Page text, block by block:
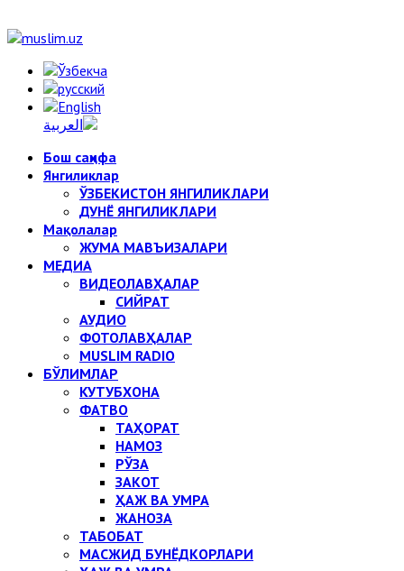
Бош саҳифа
Янгиликлар
ЎЗБЕКИСТОН ЯНГИЛИКЛАРИ
ДУНЁ ЯНГИЛИКЛАРИ
Мақолалар
ЖУМА МАВЪИЗАЛАРИ
МЕДИА
ВИДЕОЛАВҲАЛАР
СИЙРАТ
АУДИО
ФОТОЛАВҲАЛАР
MUSLIM RADIO
БЎЛИМЛАР
КУТУБХОНА
ФАТВО
ТАҲОРАТ
НАМОЗ
РЎЗА
ЗАКОТ
ҲАЖ ВА УМРА
ЖАНОЗА
ТАБОБАТ
МАСЖИД БУНЁДКОРЛАРИ